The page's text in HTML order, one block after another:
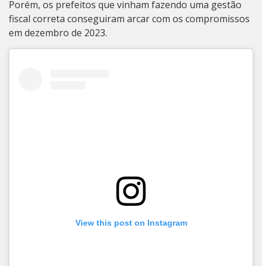
Porém, os prefeitos que vinham fazendo uma gestão
fiscal correta conseguiram arcar com os compromissos
em dezembro de 2023.
View this post on Instagram